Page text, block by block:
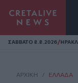
Homepage
ΣAΒΒΑΤΟ 8.8.2026/
ΑΡΧΙΚΗ / ΕΛΛΆΔΑ